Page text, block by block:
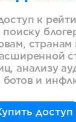
к
странам
анализу
и
доступ